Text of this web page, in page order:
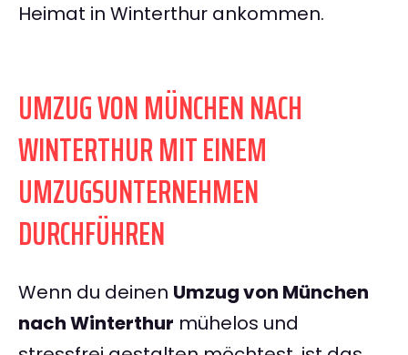
Heimat in Winterthur ankommen.
UMZUG VON MÜNCHEN NACH
WINTERTHUR MIT EINEM
UMZUGSUNTERNEHMEN
DURCHFÜHREN
Wenn du deinen Umzug von München
nach Winterthur mühelos und